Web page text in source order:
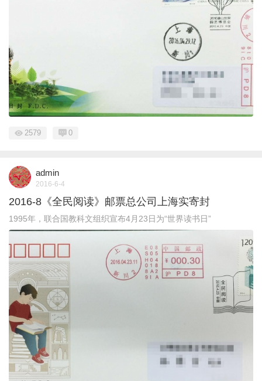
2579 0
admin
2016-6-4
2016-8《全民阅读》邮票总公司上海实寄封
1995年，联合国教科文组织宣布4月23日为“世界读书日”